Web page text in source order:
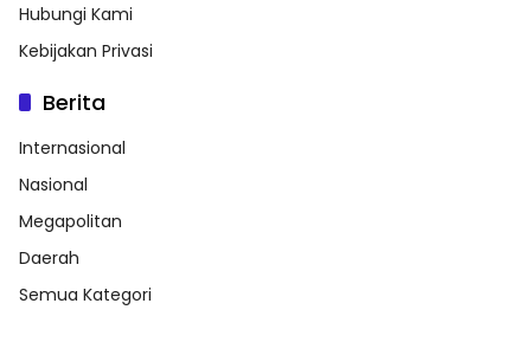
Hubungi Kami
Kebijakan Privasi
Berita
Internasional
Nasional
Megapolitan
Daerah
Semua Kategori